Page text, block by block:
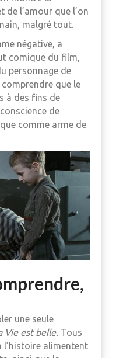
de l’amour que l’on
malgré tout.
négative, a
comique du film,
personnage de
que le
à des fins de
de
comme arme de
une seule
Vie est belle. Tous
l’histoire alimentent